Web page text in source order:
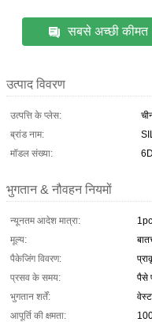
सबसे अच्छी कीमत
उत्पाद विवरण
उत्पत्ति के प्लेस:
ब्रांड नाम:
मॉडल संख्या:
भुगतान & नौवहन नियमों
न्यूनतम आदेश मात्रा:
मूल्य:
पैकेजिंग विवरण:
प्रसव के समय:
पैसे
भुगतान शर्तें:
आपूर्ति की क्षमता: